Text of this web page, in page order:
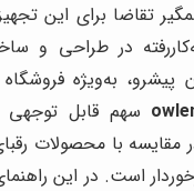
تقاضا برای این
در طراحی و
پیشرو، به‌ویژه
سهم قابل توجهی
با محصولات
است. در این